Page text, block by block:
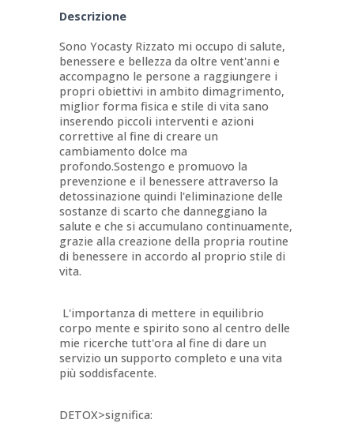
Descrizione
Sono Yocasty Rizzato mi occupo di salute,
benessere e bellezza da oltre vent'anni e
accompagno le persone a raggiungere i
propri obiettivi in ambito dimagrimento,
miglior forma fisica e stile di vita sano
inserendo piccoli interventi e azioni
correttive al fine di creare un
cambiamento dolce ma
profondo.Sostengo e promuovo la
prevenzione e il benessere attraverso la
detossinazione quindi l'eliminazione delle
sostanze di scarto che danneggiano la
salute e che si accumulano continuamente,
grazie alla creazione della propria routine
di benessere in accordo al proprio stile di
vita.
L'importanza di mettere in equilibrio
corpo mente e spirito sono al centro delle
mie ricerche tutt'ora al fine di dare un
servizio un supporto completo e una vita
più soddisfacente.
DETOX>significa: